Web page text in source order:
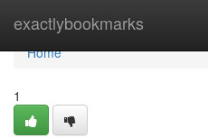
exactlybookmarks
Home
Home
1